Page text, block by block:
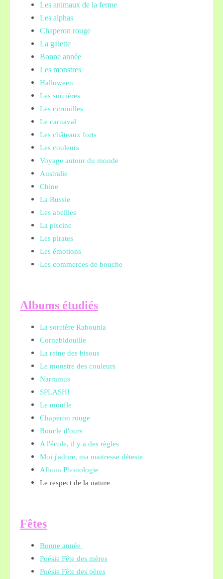
Les animaux de la ferme
Les alphas
Chaperon rouge
La galette
Bonne année
Les monstres
Halloween
Les sorcières
Les citrouilles
Le carnaval
Les châteaux forts
Les couleurs
Voyage autour du monde
Australie
Chine
La Russie
Les abeilles
La piscine
Les pirates
Les émotions
Les commerces de bouche
Albums étudiés
La sorcière Rabounia
Cornebidouille
La reine des bisous
Le monstre des couleurs
Narramus
SPLASH!
Le moufle
Chaperon rouge
Boucle d'ours
A l'école, il y a des règles
Moi j'adore, ma maitresse déteste
Album Phonologie
Le respect de la nature
Fêtes
Bonne année
Poésie Fête des mères
Poésie Fête des pères